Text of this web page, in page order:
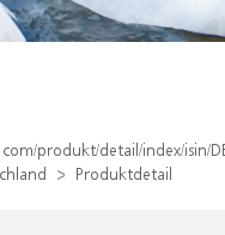
produkt/detail/index/isin/
Produktdetail